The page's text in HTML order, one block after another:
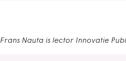
Frans Nauta is lector Innovatie